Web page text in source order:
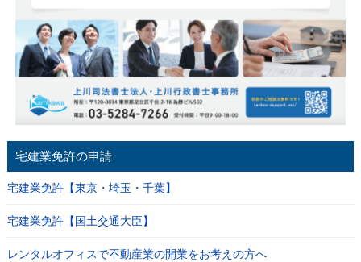
宅建業免許の申請
宅建業免許【東京・埼玉・千葉】
宅建業免許【国土交通大臣】
レンタルオフィスで不動産業の開業をお考えの方へ